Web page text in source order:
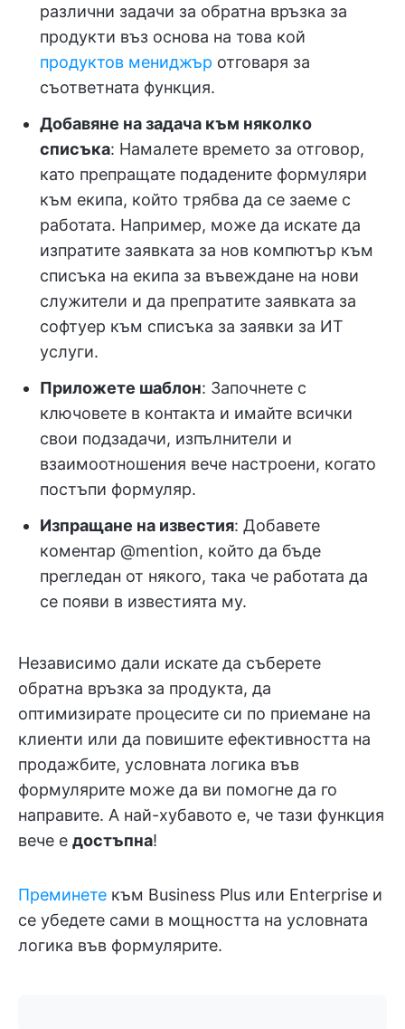
различни задачи за обратна връзка за
продукти въз основа на това кой
продуктов мениджър отговаря за
съответната функция.
Добавяне на задача към няколко
списъка: Намалете времето за отговор,
като препращате подадените формуляри
към екипа, който трябва да се заеме с
работата. Например, може да искате да
изпратите заявката за нов компютър към
списъка на екипа за въвеждане на нови
служители и да препратите заявката за
софтуер към списъка за заявки за ИТ
услуги.
Приложете шаблон: Започнете с
ключовете в контакта и имайте всички
свои подзадачи, изпълнители и
взаимоотношения вече настроени, когато
постъпи формуляр.
Изпращане на известия: Добавете
коментар @mention, който да бъде
прегледан от някого, така че работата да
се появи в известията му.
Независимо дали искате да съберете
обратна връзка за продукта, да
оптимизирате процесите си по приемане на
клиенти или да повишите ефективността на
продажбите, условната логика във
формулярите може да ви помогне да го
направите. А най-хубавото е, че тази функция
вече е достъпна!
Преминете към Business Plus или Enterprise и
се убедете сами в мощността на условната
логика във формулярите.